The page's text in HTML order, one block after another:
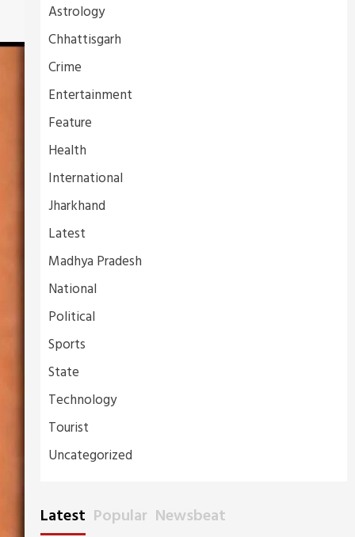
Astrology
Chhattisgarh
Crime
Entertainment
Feature
Health
International
Jharkhand
Latest
Madhya Pradesh
National
Political
Sports
State
Technology
Tourist
Uncategorized
Latest Popular Newsbeat